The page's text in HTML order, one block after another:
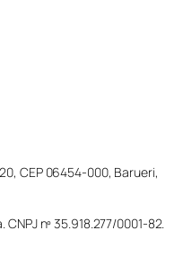
CEP 06454-000, Barueri,
nº 35.918.277/0001-82.